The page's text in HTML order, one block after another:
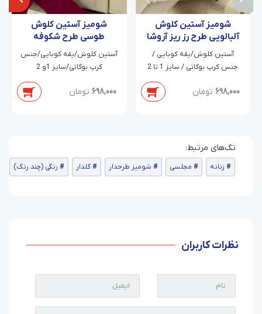
شومیز آستین کلوش
آلبالویی طرح رز ریز آروشا
آستین کلوش/یقه کوبایی /
جنس کرپ بوگاتی / سایز 1 تا 2
698,000 تومان
شومیز آستین کلوش
طوسی طرح شکوفه
سرخابی
آستین کلوش/یقه کوبایی/جنس
کرپ بوگاتی/سایز 1و 2
698,000 تومان
زنانه مجلسی شومیز طرحدار گلدار رنگی (چند رنگ)
نظرات کاربران